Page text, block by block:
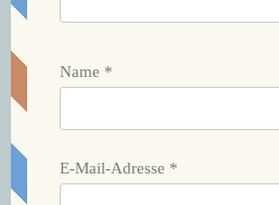
Name *
E-Mail-Adresse *